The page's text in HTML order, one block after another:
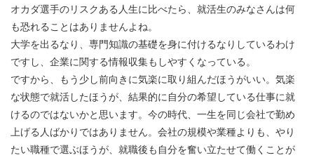
オカダ選手のリスクある人生に比べたら、就活生のみなさんは何
も恐れることはありませんよね。
大学を出るなり、専門知識の基礎を身に付けるなりしているわけ
ですし、企業に関する情報収集もしやすくなっている。
ですから、もう少し前向きに気楽に取り組んだほうがいい。気楽
な状態で就活したほうが、結果的に自分の希望している仕事に就
けるのではないかと思います。今の時代、一生を同じ会社で勤め
上げる人ばかりではありません。会社の規模や業種よりも、やり
たい職種で選ぶほうが、就職後も自分を奮い立たせて働くことが